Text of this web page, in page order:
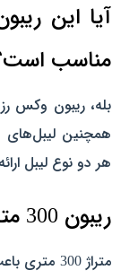
مناسب
بله، ریبون وکس
هر دو نوع لیبل
ریبون 300 متری چه مزیتی دارد؟
متراژ